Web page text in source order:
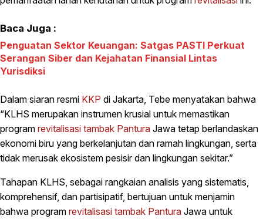
Baca Juga :
Penguatan Sektor Keuangan: Satgas PASTI Perkuat
Serangan Siber dan Kejahatan Finansial Lintas
Yurisdiksi
Dalam siaran resmi KKP di Jakarta, Tebe menyatakan bahwa
“KLHS merupakan instrumen krusial untuk memastikan
program revitalisasi tambak Pantura Jawa tetap berlandaskan
ekonomi biru yang berkelanjutan dan ramah lingkungan, serta
tidak merusak ekosistem pesisir dan lingkungan sekitar.”
Tahapan KLHS, sebagai rangkaian analisis yang sistematis,
komprehensif, dan partisipatif, bertujuan untuk menjamin
bahwa program revitalisasi tambak Pantura Jawa untuk